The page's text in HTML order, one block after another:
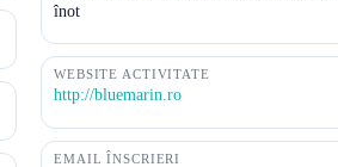
înot
WEBSITE ACTIVITATE
http://bluemarin.ro
EMAIL ÎNSCRIERI